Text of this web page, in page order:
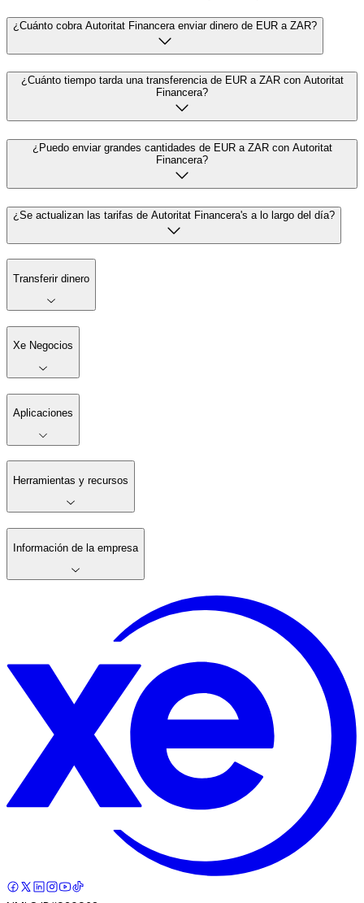
¿Cuánto cobra Autoritat Financera enviar dinero de EUR a ZAR?
¿Cuánto tiempo tarda una transferencia de EUR a ZAR con Autoritat
Financera?
¿Puedo enviar grandes cantidades de EUR a ZAR con Autoritat
Financera?
¿Se actualizan las tarifas de Autoritat Financera's a lo largo del día?
Transferir dinero
Xe Negocios
Aplicaciones
Herramientas y recursos
Información de la empresa